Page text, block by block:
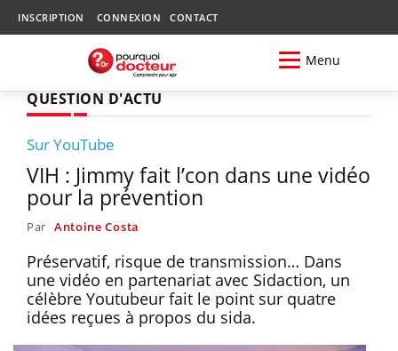
INSCRIPTION CONNEXION CONTACT
Menu
QUESTION D'ACTU
Sur YouTube
VIH : Jimmy fait l’con dans une vidéo
pour la prévention
Par Antoine Costa
Préservatif, risque de transmission… Dans
une vidéo en partenariat avec Sidaction, un
célèbre Youtubeur fait le point sur quatre
idées reçues à propos du sida.